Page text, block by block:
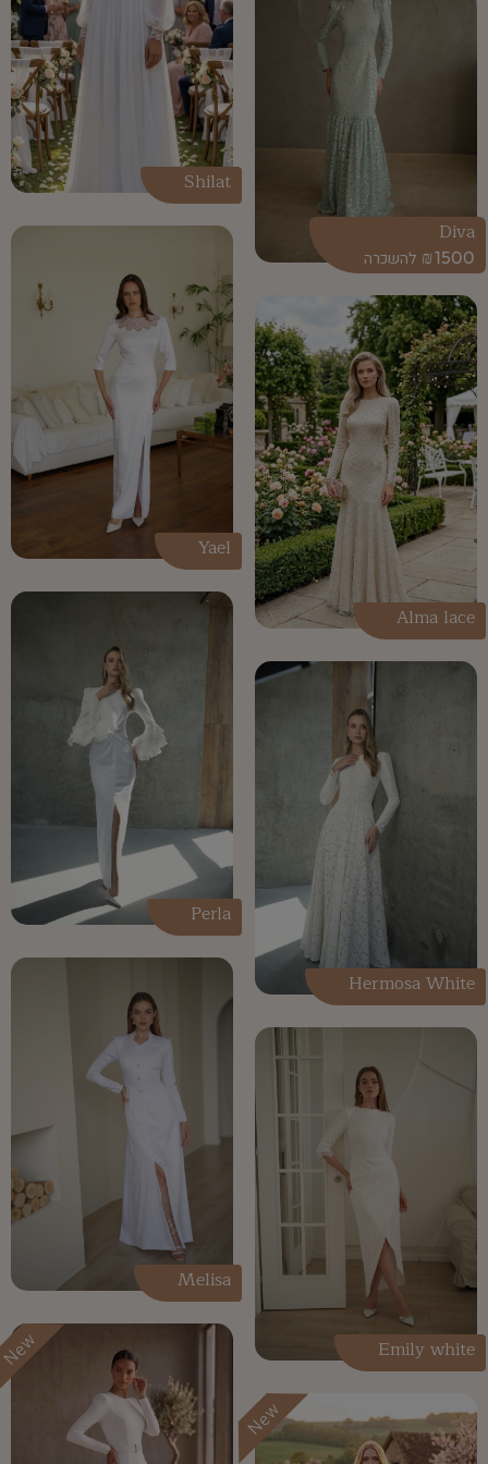
1500
₪
Diva
Shilat
Alma lace
Yael
Hermosa White
Perla
Emily white
Melisa
New